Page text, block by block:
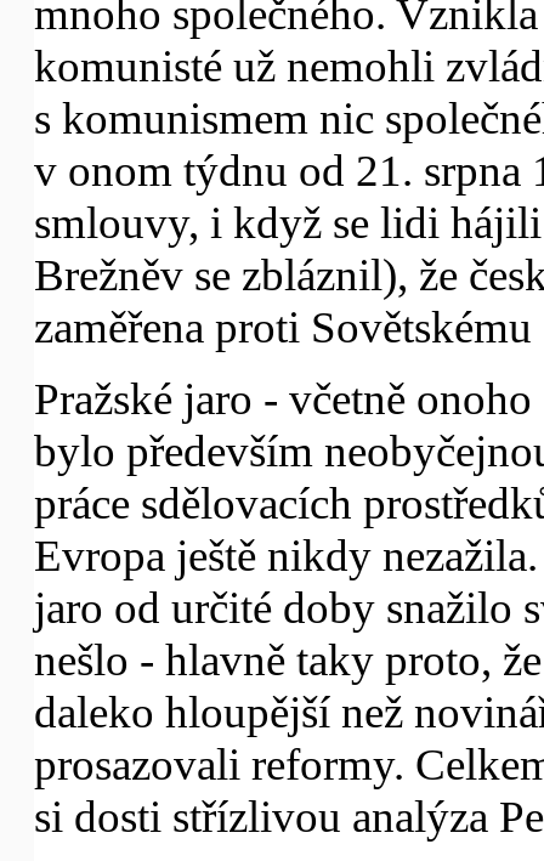
mnoho společného.
komunisté už nemohli
s komunismem nic
v onom týdnu od 21. srpna
smlouvy, i když se lidi
Brežněv se zbláznil), že
zaměřena proti
Pražské jaro - včetně
bylo především
práce sdělovacích
Evropa ještě nikdy
jaro od určité doby snažilo
nešlo - hlavně taky proto,
daleko hloupější než
prosazovali reformy.
si dosti střízlivou analýza